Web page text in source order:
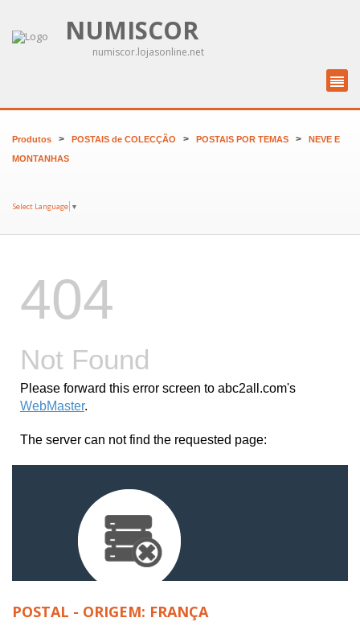
NUMISCOR
numiscor.lojasonline.net
Produtos > POSTAIS de COLECÇÃO > POSTAIS POR TEMAS > NEVE E
MONTANHAS
Select Language ▼
POSTAL - ORIGEM: FRANÇA